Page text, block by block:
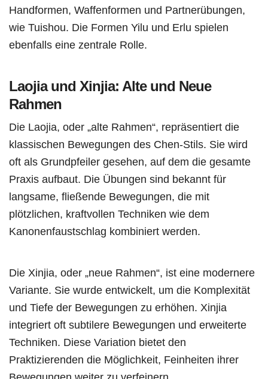
Handformen, Waffenformen und Partnerübungen,
wie Tuishou. Die Formen Yilu und Erlu spielen
ebenfalls eine zentrale Rolle.
Laojia und Xinjia: Alte und Neue
Rahmen
Die Laojia, oder „alte Rahmen“, repräsentiert die
klassischen Bewegungen des Chen-Stils. Sie wird
oft als Grundpfeiler gesehen, auf dem die gesamte
Praxis aufbaut. Die Übungen sind bekannt für
langsame, fließende Bewegungen, die mit
plötzlichen, kraftvollen Techniken wie dem
Kanonenfaustschlag kombiniert werden.
Die Xinjia, oder „neue Rahmen“, ist eine modernere
Variante. Sie wurde entwickelt, um die Komplexität
und Tiefe der Bewegungen zu erhöhen. Xinjia
integriert oft subtilere Bewegungen und erweiterte
Techniken. Diese Variation bietet den
Praktizierenden die Möglichkeit, Feinheiten ihrer